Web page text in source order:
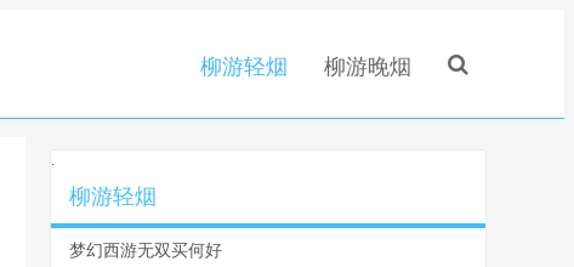
柳游轻烟 柳游晚烟
.
柳游轻烟
梦幻西游无双买何好